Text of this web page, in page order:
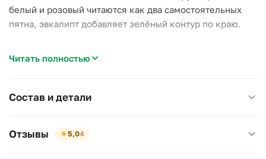
белый и розовый читаются как два самостоятельных
пятна, эвкалипт добавляет зелёный контур по краю.
–Эвкалипт— держит форму дольше роз и добавляет
внутрь, ваза не нужна.
Читать полностью
Состав и детали
Отзывы ★5,04